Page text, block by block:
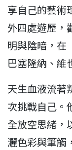
享自己的藝術
外四處遊歷，
明與陰暗，在
巴塞隆納、維
天生血液流著
次挑戰自己。
全放空思緒，
灑色彩與筆觸